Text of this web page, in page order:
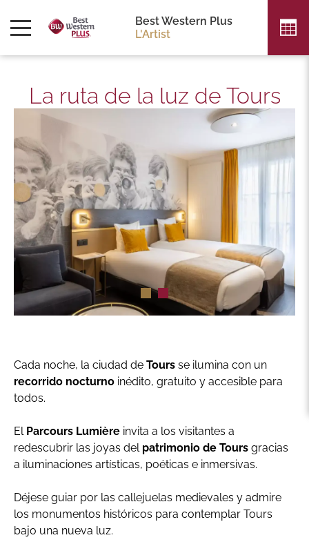
Best Western Plus
L'Artist
La ruta de la luz de Tours
Cada noche, la ciudad de Tours se ilumina con un
recorrido nocturno inédito, gratuito y accesible para
todos.
El Parcours Lumière invita a los visitantes a
redescubrir las joyas del patrimonio de Tours gracias
a iluminaciones artísticas, poéticas e inmersivas.
Déjese guiar por las callejuelas medievales y admire
los monumentos históricos para contemplar Tours
bajo una nueva luz.